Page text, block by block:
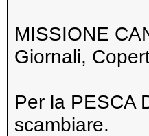
MISSIONE
Giornali,
Per la PESCA
scambiare.